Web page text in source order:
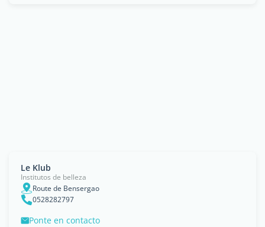
Le Klub
Institutos de belleza
Route de Bensergao
0528282797
Ponte en contacto